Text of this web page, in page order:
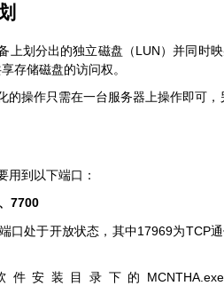
上划分出的独立磁盘（ LUN ）并同时
存储磁盘的访问权。
的操作只需在一台服务器上操作即可
用到以下端口：
、 7700
口处于开放状态，其中17969为TCP
件安装目录下的 MCNTHA.exe